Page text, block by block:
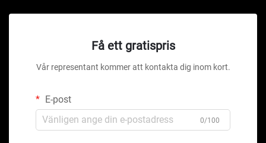
Få ett gratispris
Vår representant kommer att kontakta dig inom kort.
E-post
0/100